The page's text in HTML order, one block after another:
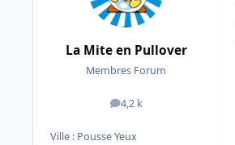
La Mite en Pullover
Membres Forum
4,2 k
messages
Ville : Pousse Yeux